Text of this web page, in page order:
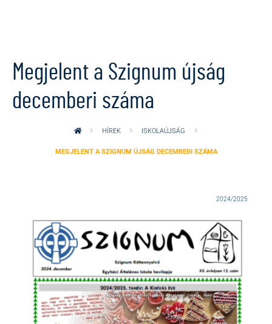
Megjelent a Szignum újság
decemberi száma
HÍREK ISKOLAÚJSÁG
MEGJELENT A SZIGNUM ÚJSÁG DECEMBERI SZÁMA
2024/2025